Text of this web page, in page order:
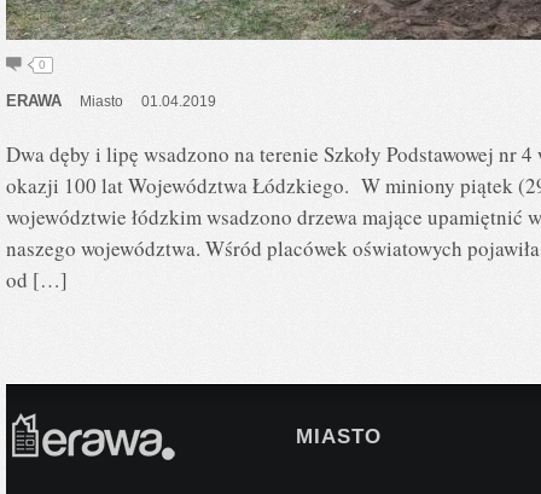
0
ERAWA Miasto 01.04.2019
Dwa dęby i lipę wsadzono na terenie Szkoły Podstawowej nr
okazji 100 lat Województwa Łódzkiego. W miniony piątek
województwie łódzkim wsadzono drzewa mające upamiętnić
naszego województwa. Wśród placówek oświatowych
od […]
MIASTO